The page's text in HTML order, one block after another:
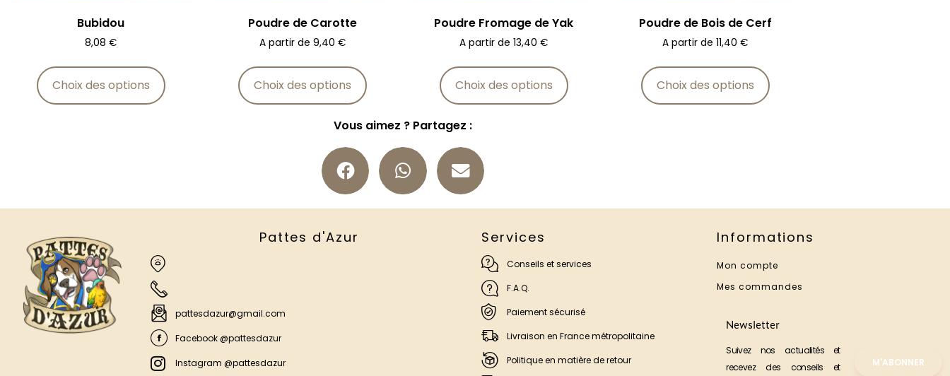
Bubidou
8,08 €
Choix des options
Poudre de Carotte
A partir de 9,40 €
Choix des options
Poudre Fromage de Yak
A partir de 13,40 €
Choix des options
Poudre de Bois de Cerf
A partir de 11,40 €
Choix des options
Vous aimez ? Partagez :
Pattes d'Azur
pattesdazur@gmail.com
Facebook @pattesdazur
Instagram @pattesdazur
Services
Conseils et services
F.A.Q.
Paiement sécurisé
Livraison en France métropolitaine
Politique en matière de retour
Informations
Mon compte
Mes commandes
Newsletter
Suivez nos actualités et
recevez des conseils et
M'ABONNER